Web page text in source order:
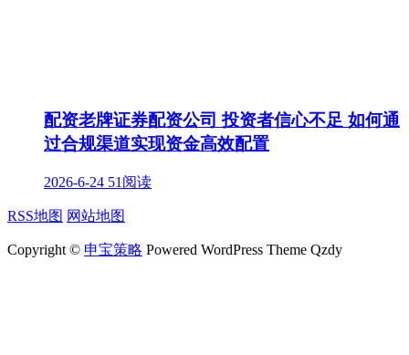
配资老牌证券配资公司 投资者信心不足 如何通
过合规渠道实现资金高效配置
2026-6-24 51阅读
RSS地图 网站地图
Copyright © 申宝策略 Powered WordPress Theme Qzdy